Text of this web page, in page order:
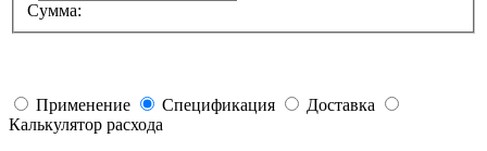
Сумма:
Применение Спецификация
Доставка
Калькулятор расхода